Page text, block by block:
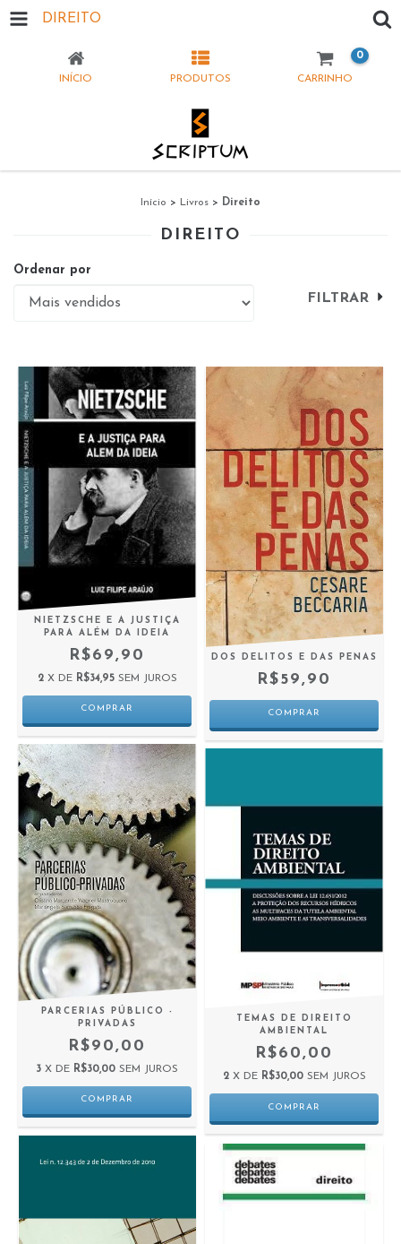
DIREITO
INÍCIO PRODUTOS CARRINHO
0
Início > Livros > Direito
DIREITO
Ordenar por
FILTRAR
NIETZSCHE E A JUSTIÇA
PARA ALÉM DA IDEIA
R$69,90
2 X DE R$34,95 SEM JUROS
DOS DELITOS E DAS PENAS
R$59,90
PARCERIAS PÚBLICO -
PRIVADAS
R$90,00
3 X DE R$30,00 SEM JUROS
TEMAS DE DIREITO
AMBIENTAL
R$60,00
2 X DE R$30,00 SEM JUROS